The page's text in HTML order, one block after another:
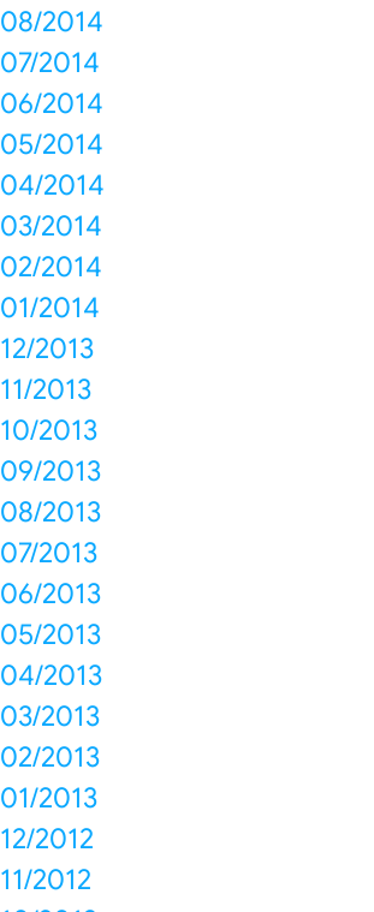
08/2014
07/2014
06/2014
05/2014
04/2014
03/2014
02/2014
01/2014
12/2013
11/2013
10/2013
09/2013
08/2013
07/2013
06/2013
05/2013
04/2013
03/2013
02/2013
01/2013
12/2012
11/2012